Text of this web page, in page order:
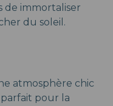
de immortaliser
du soleil.
atmosphère chic
pour la